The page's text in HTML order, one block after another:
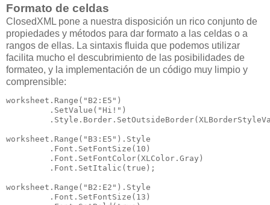
Formato de celdas
ClosedXML pone a nuestra disposición un rico conjunto de
propiedades y métodos para dar formato a las celdas o a
rangos de ellas. La sintaxis fluida que podemos utilizar
facilita mucho el descubrimiento de las posibilidades de
formateo, y la implementación de un código muy limpio y
comprensible:
worksheet.Range("B2:E5")
         .SetValue("Hi!")
worksheet.Range("B3:E5").Style
         .Font.SetFontSize(10)
         .Font.SetFontColor(XLColor.Gray)
         .Font.SetItalic(true);
worksheet.Range("B2:E2").Style
         .Font.SetFontSize(13)